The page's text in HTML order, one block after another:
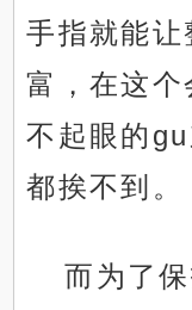
手指就能让
富，在这个
不起眼的
都挨不到。
而为了